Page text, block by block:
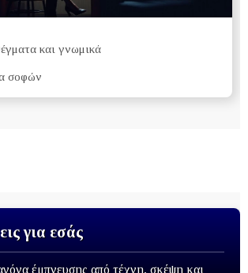
και γνωμικά
σοφών
για εσάς
έμπνευσης από τέχνη, σκέψη και